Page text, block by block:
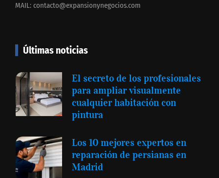
MAIL: contacto@expansionynegocios.com
Últimas noticias
El secreto de los profesionales
para ampliar visualmente
cualquier habitación con
pintura
Los 10 mejores expertos en
reparación de persianas en
Madrid